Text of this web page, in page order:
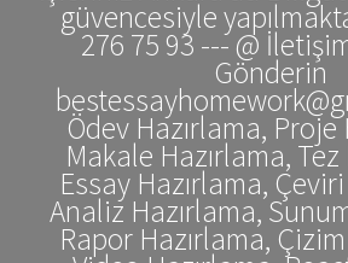
güvencesiyle
276 75 93 --- @
Gönderin
Ödev Hazırlama, Proje
Makale Hazırlama,
Essay Hazırlama,
Analiz Hazırlama,
Rapor Hazırlama,